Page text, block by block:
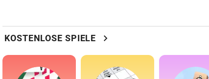
KOSTENLOSE SPIELE chevron_right